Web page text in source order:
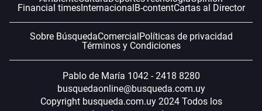
Financial timesInternacional B-contentCartas al Director
Sobre BúsquedaComercial Políticas de privacidad
Términos y Condiciones
Pablo de María 1042 - 2418 8280
busquedaonline@busqueda.com.uy
Copyright busqueda.com.uy 2024 Todos los